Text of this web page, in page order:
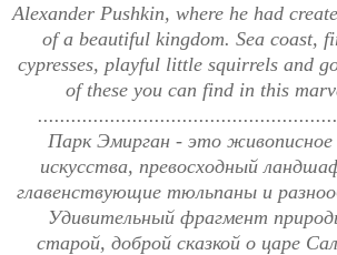
Alexander Pushkin, where he had
of a beautiful kingdom. Sea coast,
cypresses, playful little squirrels and
of these you can find in this
Парк Эмирган - это живописное
искусства, превосходный
главенствующие тюльпаны и
Удивительный фрагмент
старой, доброй сказкой о царе